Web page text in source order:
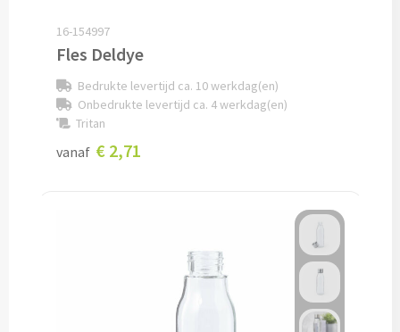
Custom made
Custom made IZY Bottles
Lunch
Voedselcontainers bedrukken
16-154997
Fles Deldye
Bedrukte levertijd ca. 10 werkdag(en)
Onbedrukte levertijd ca. 4 werkdag(en)
Tritan
vanaf € 2,71